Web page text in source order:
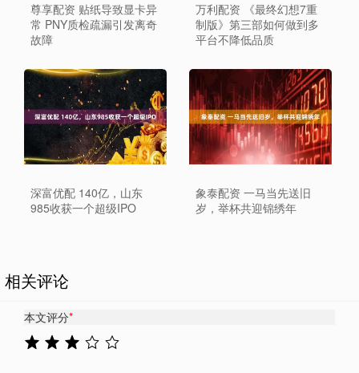
尊享配资 贴纸导致显卡异
常 PNY质检疏漏引发离奇
故障
万利配资 《最终幻想7重
制版》第三部如何做到多
平台不降低品质
深富优配 140亿，山东
985收获一个超级IPO
象泰配资 一马当先送旧
岁，举杯共迎锦绣年
相关评论
本文评分*